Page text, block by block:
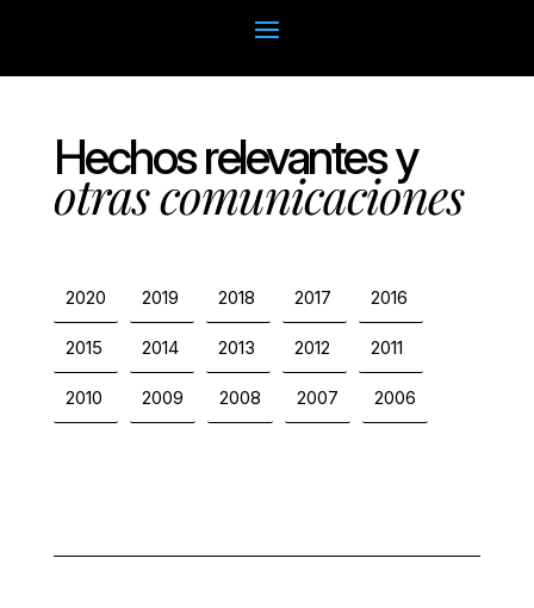
Hechos relevantes y
otras comunicaciones
2020 2019 2018 2017 2016
2015 2014 2013 2012 2011
2010 2009 2008 2007 2006